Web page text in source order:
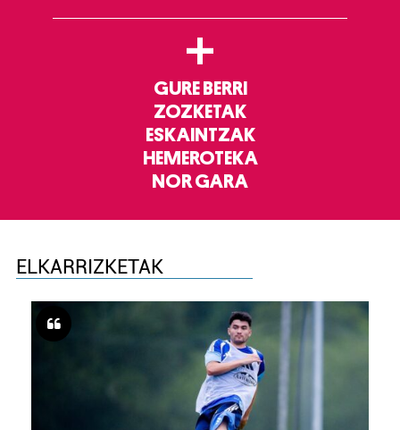
+
GURE BERRI
ZOZKETAK
ESKAINTZAK
HEMEROTEKA
NOR GARA
ELKARRIZKETAK